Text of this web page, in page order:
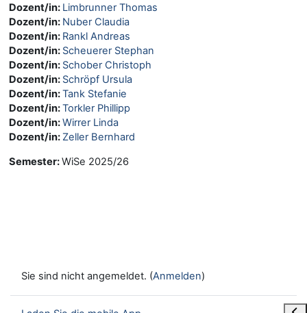
Dozent/in: Limbrunner Thomas
Dozent/in: Nuber Claudia
Dozent/in: Rankl Andreas
Dozent/in: Scheuerer Stephan
Dozent/in: Schober Christoph
Dozent/in: Schröpf Ursula
Dozent/in:Tank Stefanie
Dozent/in:Torkler Phillipp
Dozent/in:Wirrer Linda
Dozent/in: Zeller Bernhard
Semester:WiSe 2025/26
Sie sind nicht angemeldet. (Anmelden)